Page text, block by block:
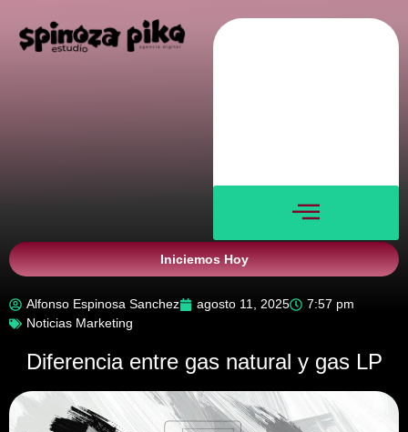
Iniciemos Hoy
Alfonso Espinosa Sanchez agosto 11, 2025
7:57 pm
Noticias Marketing
Diferencia entre gas natural y gas LP